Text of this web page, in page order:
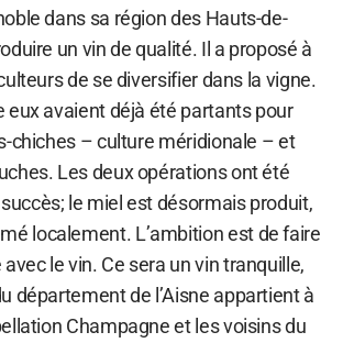
dans sa région des Hauts-de-
un vin de qualité. Il a proposé à
de se diversifier dans la vigne.
eux avaient déjà été partants pour
chiches – culture méridionale – et
Les deux opérations ont été
le miel est désormais produit,
localement. L’ambition est de faire
le vin. Ce sera un vin tranquille,
département de l’Aisne appartient à
Champagne et les voisins du